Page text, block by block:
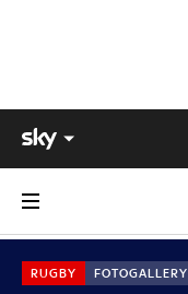
RUGBY FOTOGALLERY